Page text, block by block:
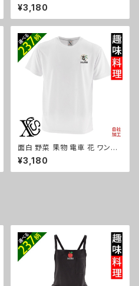
ポイント 柔らかい肌触り 4.7オ
ンス ドライ 半袖 Tシャツ シル
キ-タッチ 吸水速乾 UVカット 雑
ド 柄 馬 豚 魚 クリスマス メンズ
レディース ori-am-tst7-r06-
s
¥3,180
面白 野菜 果物 電車 花 ワンポ
イント 刺繍 柔らかい肌触り 4.7
オンス ドライ 半袖 Tシャツ シル
キ-タッチ 吸水速乾 UVカット 雑
¥3,180